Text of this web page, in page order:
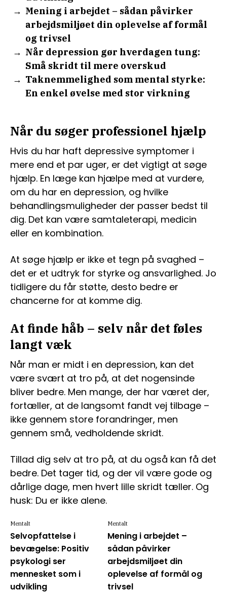
Mening i arbejdet – sådan påvirker
arbejdsmiljøet din oplevelse af formål
og trivsel
Når depression gør hverdagen tung:
Små skridt til mere overskud
Taknemmelighed som mental styrke:
En enkel øvelse med stor virkning
Når du søger professionel hjælp
Hvis du har haft depressive symptomer i
mere end et par uger, er det vigtigt at søge
hjælp. En læge kan hjælpe med at vurdere,
om du har en depression, og hvilke
behandlingsmuligheder der passer bedst til
dig. Det kan være samtaleterapi, medicin
eller en kombination.
At søge hjælp er ikke et tegn på svaghed –
det er et udtryk for styrke og ansvarlighed. Jo
tidligere du får støtte, desto bedre er
chancerne for at komme dig.
At finde håb – selv når det føles
langt væk
Når man er midt i en depression, kan det
være svært at tro på, at det nogensinde
bliver bedre. Men mange, der har været der,
fortæller, at de langsomt fandt vej tilbage –
ikke gennem store forandringer, men
gennem små, vedholdende skridt.
Tillad dig selv at tro på, at du også kan få det
bedre. Det tager tid, og der vil være gode og
dårlige dage, men hvert lille skridt tæller. Og
husk: Du er ikke alene.
Selvopfattelse i
bevægelse: Positiv
psykologi ser
mennesket som i
udvikling
Mentalt
Mening i arbejdet –
sådan påvirker
arbejdsmiljøet din
oplevelse af formål og
trivsel
Mentalt